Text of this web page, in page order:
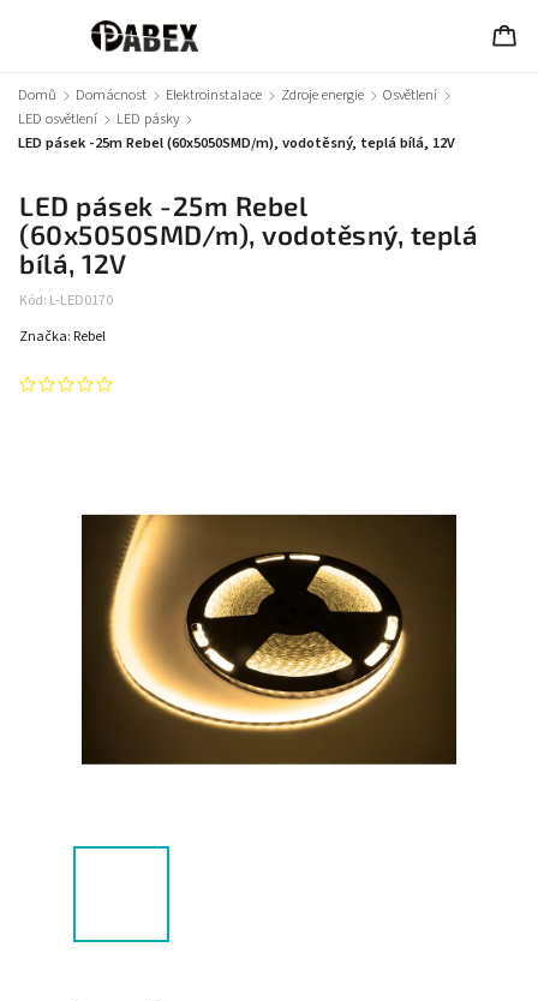
Domů / Domácnost / Elektroinstalace / Zdroje energie / Osvětlení /
LED osvětlení / LED pásky /
LED pásek -25m Rebel (60x5050SMD/m), vodotěsný, teplá bílá, 12V
LED pásek -25m Rebel
(60x5050SMD/m), vodotěsný, teplá
bílá, 12V
Kód: L-LED0170
Značka: Rebel